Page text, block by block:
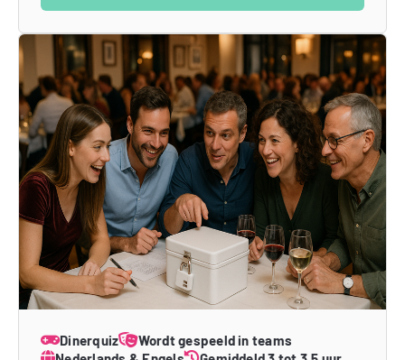
Dinerquiz
Wordt gespeeld in teams